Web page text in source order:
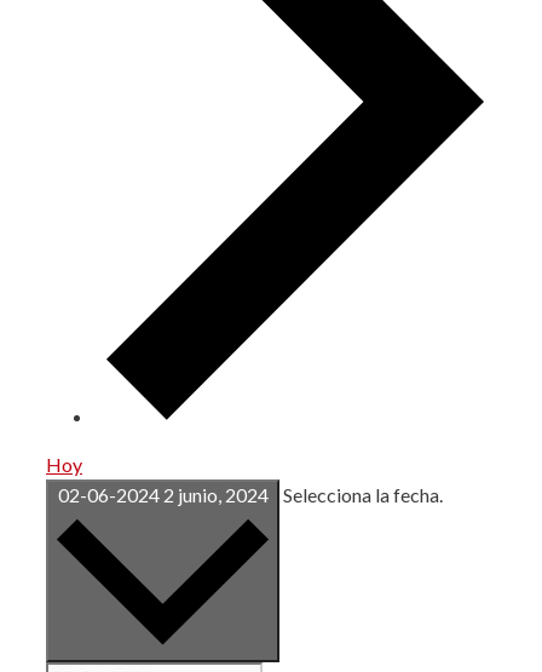
Hoy
02-06-2024 2 junio, 2024 Selecciona la fecha.